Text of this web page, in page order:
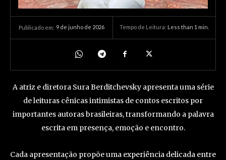
Publicado em: 9 de junho de 2026 Tempo de Leitura: Less than 1 min.
A atriz e diretora Sura Berditchevsky apresenta uma série
de leituras cênicas intimistas de contos escritos por
importantes autoras brasileiras, transformando a palavra
escrita em presença, emoção e encontro.
Cada apresentação propõe uma experiência delicada entre